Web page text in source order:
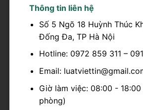
Thông tin liên hệ
Số 5 Ngõ 18 Huỳnh Thúc
Đống Đa, TP Hà Nội
Hotline: 0972 859 311 –
Email:
Giờ làm việc: 08:00 -
phòng)